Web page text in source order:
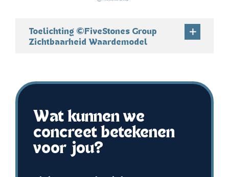
Toelichting ©FiveStones Group
Zichtbaarheid Waardemodel
Wat kunnen we
concreet betekenen
voor jou?